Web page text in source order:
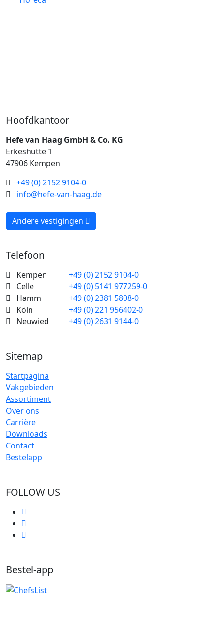
Hoofdkantoor
Hefe van Haag GmbH & Co. KG
Erkeshütte 1
47906 Kempen
+49 (0) 2152 9104-0
info@hefe-van-haag.de
Andere vestigingen
Telefoon
Kempen
+49 (0) 2152 9104-0
Celle
+49 (0) 5141 977259-0
Hamm
+49 (0) 2381 5808-0
Köln
+49 (0) 221 956402-0
Neuwied
+49 (0) 2631 9144-0
Sitemap
Startpagina
Vakgebieden
Assortiment
Over ons
Carrière
Downloads
Contact
Bestelapp
FOLLOW US
Bestel-app